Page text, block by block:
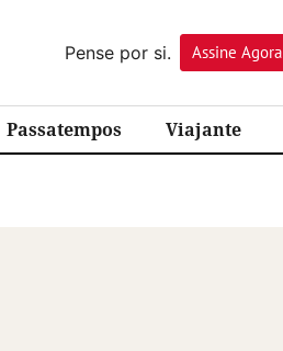
Pense por si. Assine Agora
Passatempos Viajante